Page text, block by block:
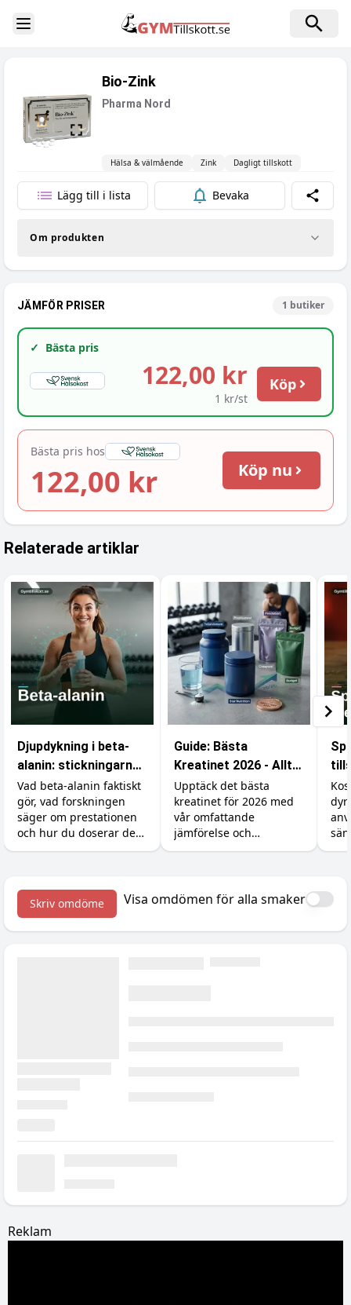
Toggle Sidebar
Bio-Zink
Pharma Nord
Hälsa & välmående Zink Dagligt tillskott
Lägg till i lista Bevaka Dela
Om produkten
JÄMFÖR PRISER 1 butiker
✓ Bästa pris
122,00 kr
1 kr/st
Köp
Bästa pris hos
122,00 kr Köp nu
Relaterade artiklar
Djupdykning i beta-
alanin: stickningarna,
karnosinet och
effekten
Vad beta-alanin faktiskt
gör, vad forskningen
säger om prestationen
och hur du doserar det
rätt (inklusive varför du
Guide: Bästa
Kreatinet 2026 - Allt
du behöver veta
Upptäck det bästa
kreatinet för 2026 med
vår omfattande
jämförelse och
prisjämförelse.
är
dyr
Så
Skriv omdöme Visa omdömen för alla smaker
Reklam